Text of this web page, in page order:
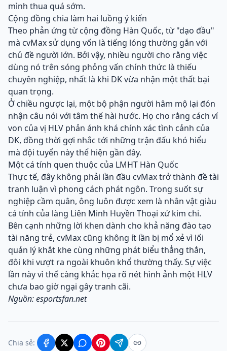
mình thua quá sớm.
Cộng đồng chia làm hai luồng ý kiến
Theo phản ứng từ cộng đồng Hàn Quốc, từ "dạo đầu"
mà cvMax sử dụng vốn là tiếng lóng thường gắn với
chủ đề người lớn. Bởi vậy, nhiều người cho rằng việc
dùng nó trên sóng phỏng vấn chính thức là thiếu
chuyên nghiệp, nhất là khi DK vừa nhận một thất bại
quan trọng.
Ở chiều ngược lại, một bộ phận người hâm mộ lại đón
nhận câu nói với tâm thế hài hước. Họ cho rằng cách ví
von của vị HLV phản ánh khá chính xác tình cảnh của
DK, đồng thời gợi nhắc tới những trận đấu khó hiểu
mà đội tuyển này thể hiện gần đây.
Một cá tính quen thuộc của LMHT Hàn Quốc
Thực tế, đây không phải lần đầu cvMax trở thành đề tài
tranh luận vì phong cách phát ngôn. Trong suốt sự
nghiệp cầm quân, ông luôn được xem là nhân vật giàu
cá tính của làng Liên Minh Huyền Thoại xứ kim chi.
Bên cạnh những lời khen dành cho khả năng đào tạo
tài năng trẻ, cvMax cũng không ít lần bị mổ xẻ vì lối
quản lý khắt khe cùng những phát biểu thẳng thắn,
đôi khi vượt ra ngoài khuôn khổ thường thấy. Sự việc
lần này vì thế càng khắc họa rõ nét hình ảnh một HLV
chưa bao giờ ngại gây tranh cãi.
Nguồn: esportsfan.net
Chia sẻ: